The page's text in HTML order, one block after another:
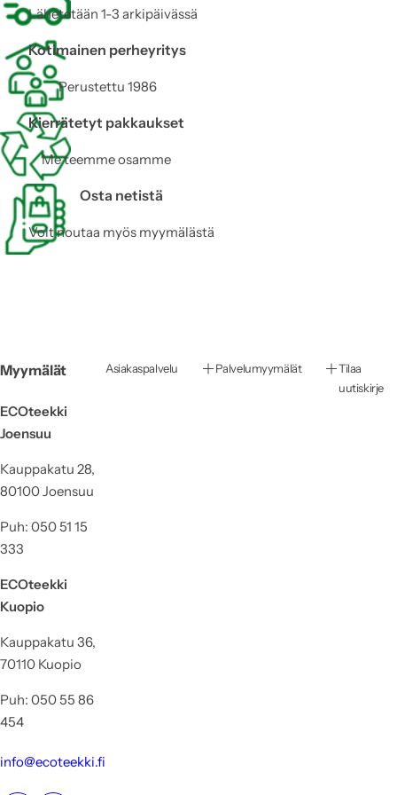
Lähetetään 1-3 arkipäivässä
Kotimainen perheyritys
Perustettu 1986
Kierrätetyt pakkaukset
Me teemme osamme
Osta netistä
Voit noutaa myös myymälästä
Myymälät
ECOteekki
Joensuu
Kauppakatu 28,
80100 Joensuu
Puh: 050 51 15
333
ECOteekki
Kuopio
Kauppakatu 36,
70110 Kuopio
Puh: 050 55 86
454
info@ecoteekki.fi
Asiakaspalvelu Palvelumyymälät
Tilaa
uutiskirje